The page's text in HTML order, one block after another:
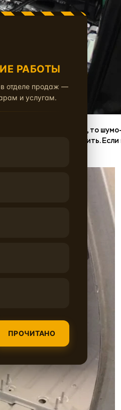
нибудь обработка, то
помыть и обезжирить.
РАБОТЫ
отделе продаж —
и услугам.
ПРОЧИТАНО